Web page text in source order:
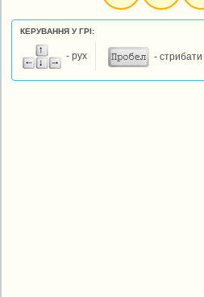
КЕРУВАННЯ У ГРІ:
- рух - стрибати